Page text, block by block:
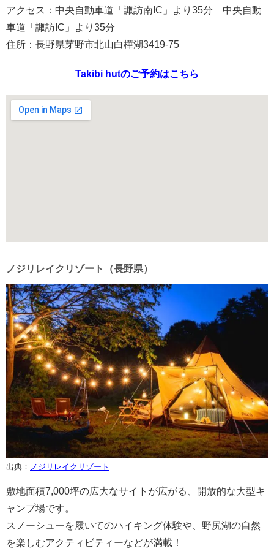
アクセス：中央自動車道「諏訪南IC」より35分 中央自動
車道「諏訪IC」より35分
住所：長野県芽野市北山白樺湖3419-75
Takibi hutのご予約はこちら
ノジリレイクリゾート（長野県）
出典： ノジリレイクリゾート
敷地面積7,000坪の広大なサイトが広がる、開放的な大型キ
ャンプ場です。
スノーシューを履いてのハイキング体験や、野尻湖の自然
を楽しむアクティビティーなどが満載！